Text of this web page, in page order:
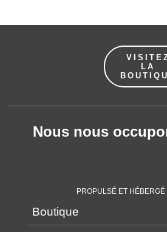
LA
Nous nous
PROPULSÉ ET HÉBERGÉ
Boutique